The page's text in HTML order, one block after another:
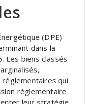
(DPE)
dans la
Les biens classés
qui
réglementaire
leur stratégie